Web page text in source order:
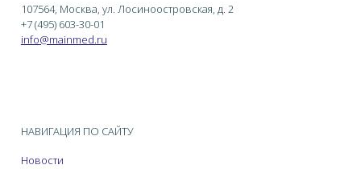
107564, Москва, ул. Лосиноостровская, д. 2
+7 (495) 603-30-01
info@mainmed.ru
НАВИГАЦИЯ ПО САЙТУ
Новости